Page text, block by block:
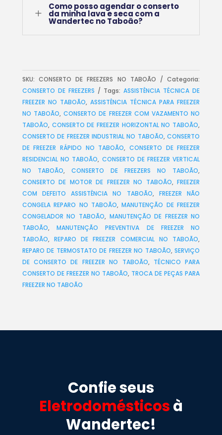
L
Como posso agendar o conserto
da minha lava e seca com a
Wandertec no Taboão?
SKU: CONSERTO DE FREEZERS NO TABOÃO
Categoria:
CONSERTO DE FREEZERS
Tags:ASSISTÊNCIA TÉCNICA DE
FREEZER NO TABOÃO,ASSISTÊNCIA TÉCNICA PARA FREEZER
NO TABOÃO,CONSERTO DE FREEZER COM VAZAMENTO NO
TABOÃO, CONSERTO DE FREEZER HORIZONTAL NO TABOÃO,
CONSERTO DE FREEZER INDUSTRIAL NO TABOÃO,CONSERTO
DE FREEZER RÁPIDO NO TABOÃO, CONSERTO DE FREEZER
RESIDENCIAL NO TABOÃO, CONSERTO DE FREEZER VERTICAL
NO TABOÃO, CONSERTO DE FREEZERS NO TABOÃO,
CONSERTO DE MOTOR DE FREEZER NO TABOÃO,FREEZER
COM DEFEITO ASSISTÊNCIA NO TABOÃO, FREEZER NÃO
CONGELA REPARO NO TABOÃO,MANUTENÇÃO DE FREEZER
CONGELADOR NO TABOÃO, MANUTENÇÃO DE FREEZER NO
TABOÃO,MANUTENÇÃO PREVENTIVA DE FREEZER NO
TABOÃO,REPARO DE FREEZER COMERCIAL NO TABOÃO,
REPARO DE TERMOSTATO DE FREEZER NO TABOÃO,SERVIÇO
DE CONSERTO DE FREEZER NO TABOÃO, TÉCNICO PARA
CONSERTO DE FREEZER NO TABOÃO, TROCA DE PEÇAS PARA
FREEZER NO TABOÃO
Confie seus
Eletrodomésticos à
Wandertec!